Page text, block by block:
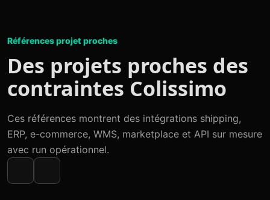
Références projet proches
Des projets proches des
contraintes Colissimo
Ces références montrent des intégrations shipping,
ERP, e-commerce, WMS, marketplace et API sur mesure
avec run opérationnel.